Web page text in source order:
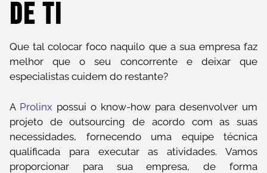
De TI
Que tal colocar foco naquilo que a sua empresa faz
melhor que o seu concorrente e deixar que
especialistas cuidem do restante?
A Prolinx possui o know-how para desenvolver um
projeto de outsourcing de acordo com as suas
necessidades, fornecendo uma equipe técnica
qualificada para executar as atividades. Vamos
proporcionar para sua empresa, de forma